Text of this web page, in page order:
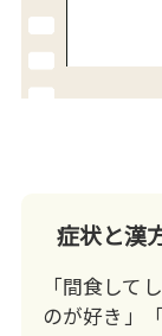
症状と漢
「間食して
のが好き」